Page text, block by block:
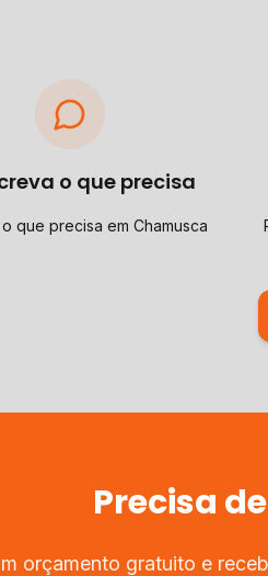
o que precisa
que precisa em Chamusca
Precisa de
orçamento gratuito e